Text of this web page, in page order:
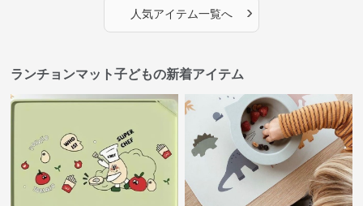
人気アイテム一覧へ ›
ランチョンマット子どもの新着アイテム